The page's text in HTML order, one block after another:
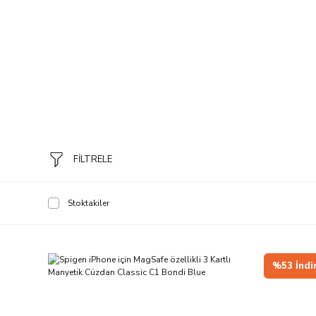
FİLTRELE
Stoktakiler
%53